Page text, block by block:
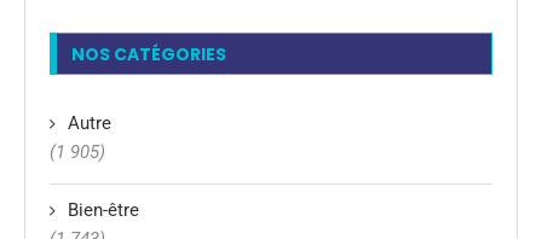
NOS CATÉGORIES
Autre
(1 905)
Bien-être